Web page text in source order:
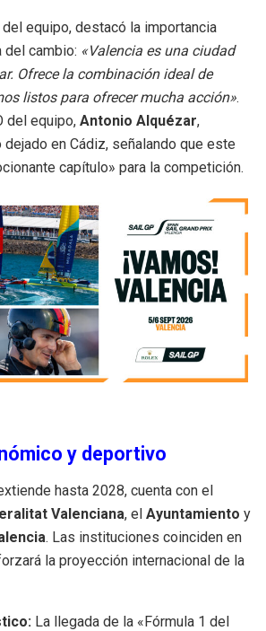
equipo, destacó la importancia
del cambio: «Valencia es una ciudad
Ofrece la combinación ideal de
listos para ofrecer mucha acción».
del equipo, Antonio Alquézar,
en Cádiz, señalando que este
capítulo» para la competición.
y deportivo
hasta 2028, cuenta con el
Valenciana, el Ayuntamiento y
. Las instituciones coinciden en
la proyección internacional de la
La llegada de la «Fórmula 1 del